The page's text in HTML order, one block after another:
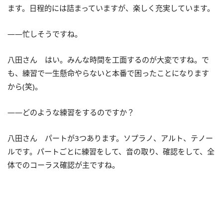
ます。日程的には詰まっていますが、楽しく充実しています。
――忙しそうですね。
八田さん はい。みんな時間を工面するのが大変ですね。で
も、練習で一生懸命やらないと本番で困ったことになります
から(笑)。
――どのような練習をするのですか？
八田さん パートが3つあります。ソプラノ、アルト、テノー
ルです。パートごとに練習をして、音の取り、確認をして、全
体でのコーラス確認が主ですね。